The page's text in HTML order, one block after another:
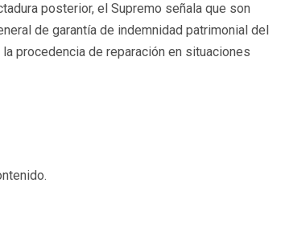
posterior, el Supremo señala que son
de garantía de indemnidad patrimonial del
procedencia de reparación en situaciones